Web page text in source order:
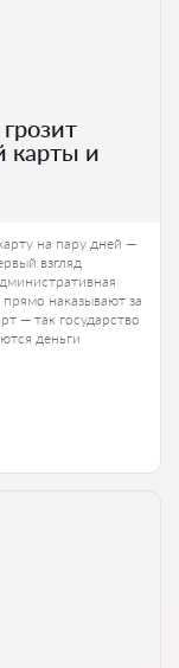
карты и
на пару дней —
взгляд
наказывают за
— так государство
деньги